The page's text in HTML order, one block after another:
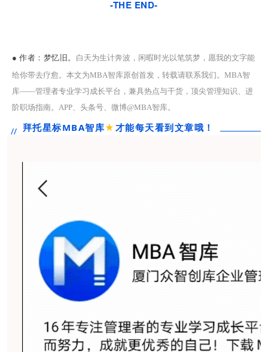
-THE END-
● 作者： 梦忆旧。 白天为生计奔波，闲暇时光以笔筑梦，愿我的文字能
给你带去疗愈。 本文为MBA智库原创首发，转载请联系我们。MBA智
库——管理者专业学习成长平台，兼具热点与干货，顶尖管理知识、进
阶职场指南。APP、头条号、微博@MBA智库。
// 拜托星标MBA智库★ 才能每天看到文章哦！